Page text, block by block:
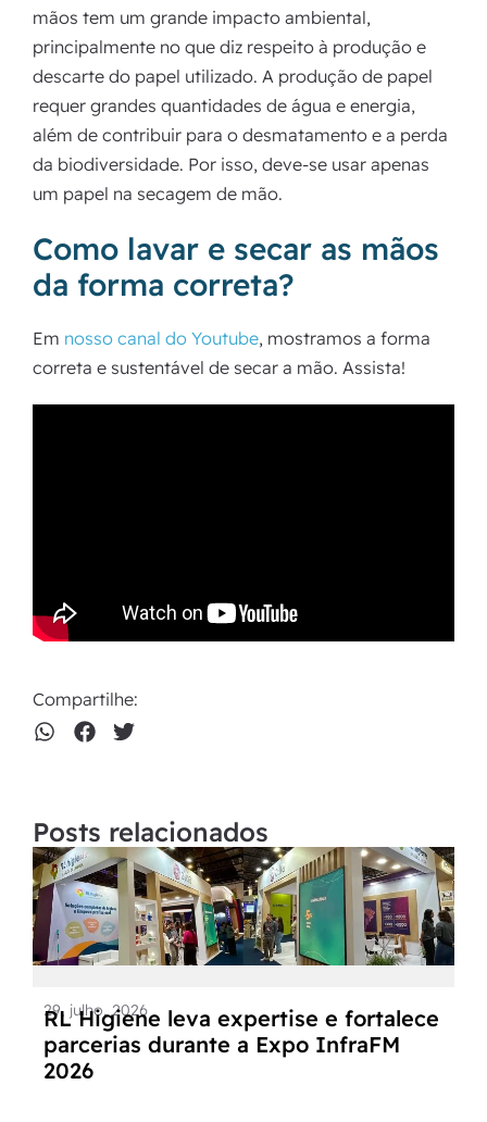
mãos tem um grande impacto ambiental,
principalmente no que diz respeito à produção e
descarte do papel utilizado. A produção de papel
requer grandes quantidades de água e energia,
além de contribuir para o desmatamento e a perda
da biodiversidade. Por isso, deve-se usar apenas
um papel na secagem de mão.
Como lavar e secar as mãos
da forma correta?
Em nosso canal do Youtube, mostramos a forma
correta e sustentável de secar a mão. Assista!
Compartilhe:
Posts relacionados
29, julho, 2026
RL Higiene leva expertise e fortalece
parcerias durante a Expo InfraFM
2026